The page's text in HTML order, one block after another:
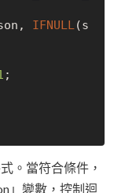
IFNULL(s
;
。當符合條件，
」變數，控制迴